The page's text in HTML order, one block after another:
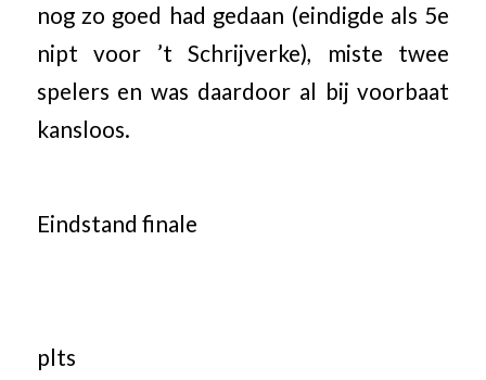
nog zo goed had gedaan (eindigde als 5e
nipt voor ’t Schrijverke), miste twee
spelers en was daardoor al bij voorbaat
kansloos.
Eindstand finale
plts